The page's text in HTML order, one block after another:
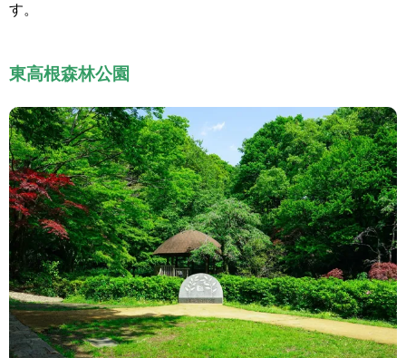
す。
東高根森林公園